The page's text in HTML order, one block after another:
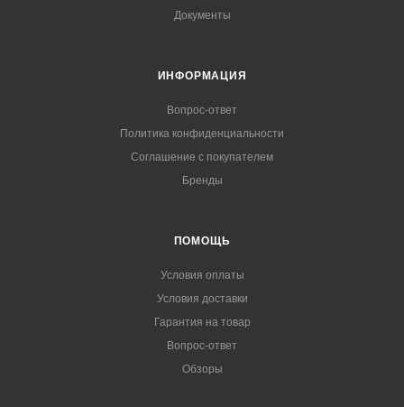
Документы
ИНФОРМАЦИЯ
Вопрос-ответ
Политика конфиденциальности
Соглашение с покупателем
Бренды
ПОМОЩЬ
Условия оплаты
Условия доставки
Гарантия на товар
Вопрос-ответ
Обзоры